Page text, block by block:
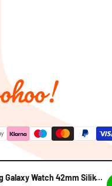
Samsung Galaxy Watch 42mm Silikonarmband mit Muster (Weiß)